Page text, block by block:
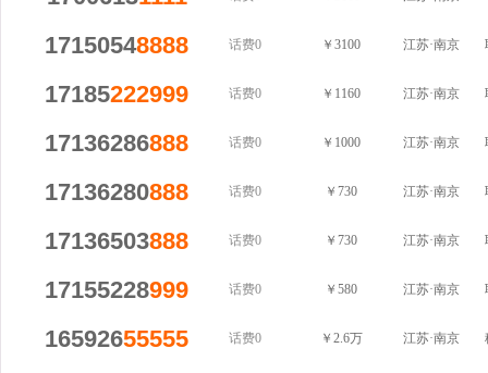
17150548888 话费0 ￥3100 江苏·南京
17185222999 话费0 ￥1160 江苏·南京
17136286888 话费0 ￥1000 江苏·南京
17136280888 话费0 ￥730 江苏·南京
17136503888 话费0 ￥730 江苏·南京
17155228999 话费0 ￥580 江苏·南京
16592655555 话费0 ￥2.6万 江苏·南京